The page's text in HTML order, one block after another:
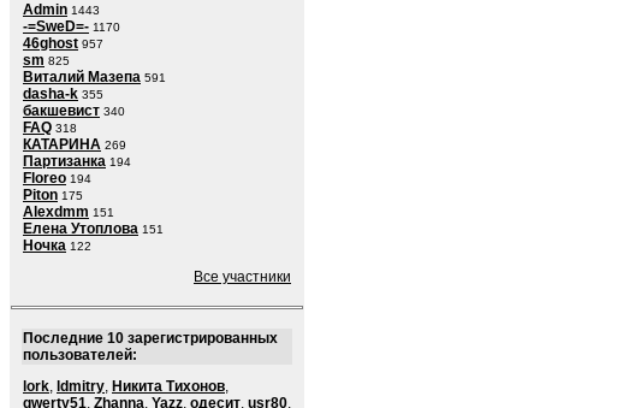
Admin 1443
-=SweD=- 1170
46ghost 957
sm 825
Виталий Мазепа 591
dasha-k 355
бакшевист 340
FAQ 318
КАТАРИНА 269
Партизанка 194
Floreo 194
Piton 175
Alexdmm 151
Елена Утоплова 151
Ночка 122
Все участники
Последние 10 зарегистрированных
пользователей:
lork, ldmitry, Никита Тихонов,
qwerty51, Zhanna, Yazz, одесит, usr80,